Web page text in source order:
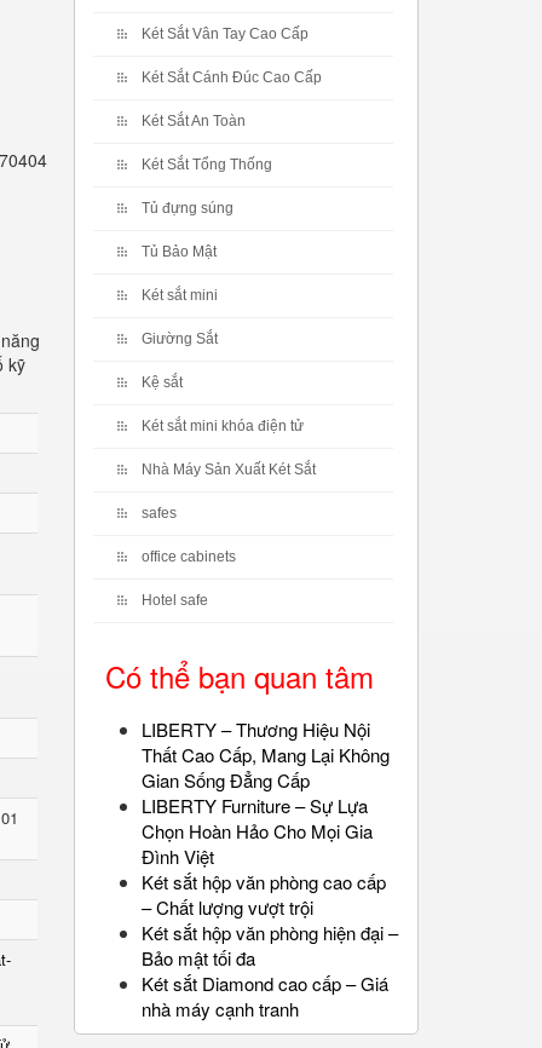
kỹ
Két Sắt Vân Tay Cao Cấp
Két Sắt Cánh Đúc Cao Cấp
Két Sắt An Toàn
Két Sắt Tổng Thống
Tủ đựng súng
Tủ Bảo Mật
Két sắt mini
Giường Sắt
Kệ sắt
Két sắt mini khóa điện tử
Nhà Máy Sản Xuất Két Sắt
safes
office cabinets
Hotel safe
Có thể bạn quan tâm
LIBERTY – Thương Hiệu Nội
Thất Cao Cấp, Mang Lại Không
Gian Sống Đẳng Cấp
LIBERTY Furniture – Sự Lựa
Chọn Hoàn Hảo Cho Mọi Gia
Đình Việt
Két sắt hộp văn phòng cao cấp
– Chất lượng vượt trội
Két sắt hộp văn phòng hiện đại –
Bảo mật tối đa
Két sắt Diamond cao cấp – Giá
nhà máy cạnh tranh